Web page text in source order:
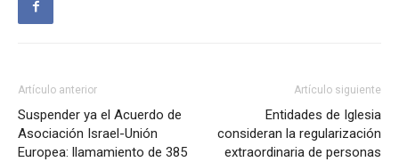
Artículo anterior
Suspender ya el Acuerdo de
Asociación Israel-Unión
Europea: llamamiento de 385
Artículo siguiente
Entidades de Iglesia
consideran la regularización
extraordinaria de personas